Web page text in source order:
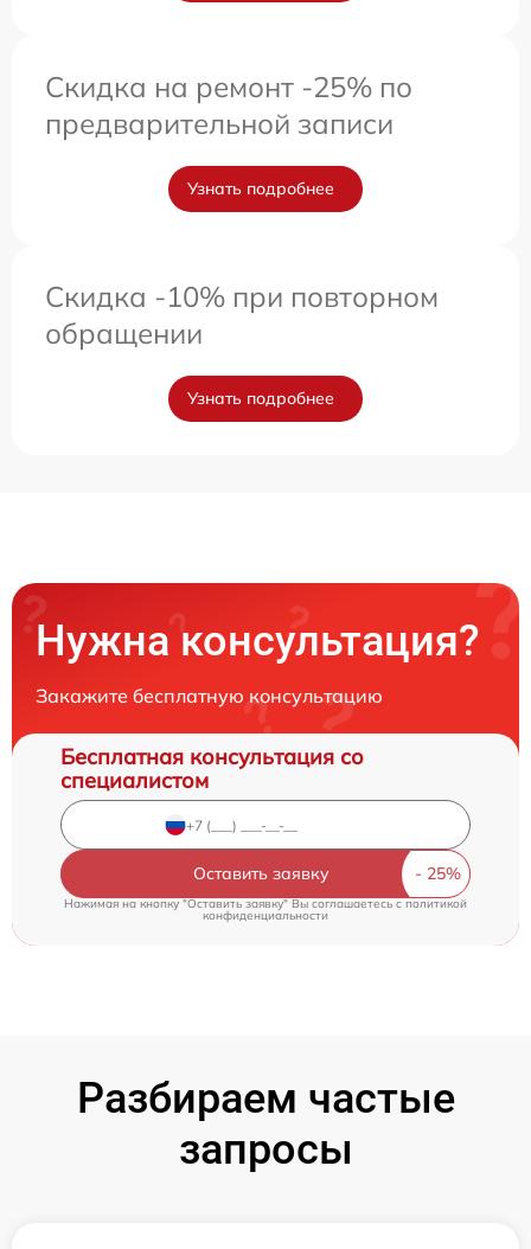
Скидка на ремонт -25% по
предварительной записи
Узнать подробнее
Скидка -10% при повторном
обращении
Узнать подробнее
Нужна консультация?
Закажите бесплатную консультацию
Бесплатная консультация со
специалистом
Оставить заявку
Нажимая на кнопку "Оставить заявку" Вы соглашаетесь c политикой
конфиденциальности
Разбираем частые
запросы